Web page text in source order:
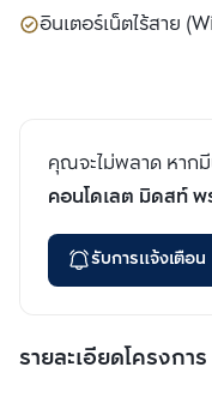
อินเตอร์เน็ตไร้สาย
คุณจะไม่พลาด หากมี
คอนโดเลต มิดสท์ พ
รับการแจ้งเตือน
รายละเอียดโครงการ